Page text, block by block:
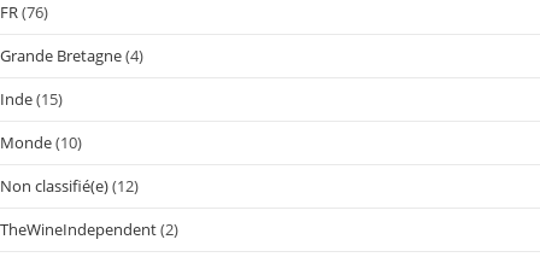
FR(76)
Grande Bretagne(4)
Inde(15)
Monde(10)
Non classifié(e)(12)
TheWineIndependent(2)